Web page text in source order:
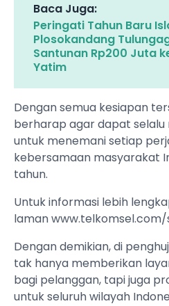
Baca Juga:
Peringati Tahun Baru
Plosokandang
Santunan Rp200 Juta
Yatim
Dengan semua kesiapan
berharap agar dapat selalu
untuk menemani setiap
kebersamaan masyarakat
tahun.
Untuk informasi lebih
laman www.telkomsel.com/
Dengan demikian, di
tak hanya memberikan
bagi pelanggan, tapi juga
untuk seluruh wilayah